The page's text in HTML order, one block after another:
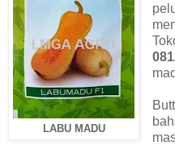
LABU MADU